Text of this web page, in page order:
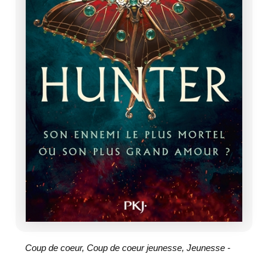
Coup de coeur, Coup de coeur jeunesse, Jeunesse -